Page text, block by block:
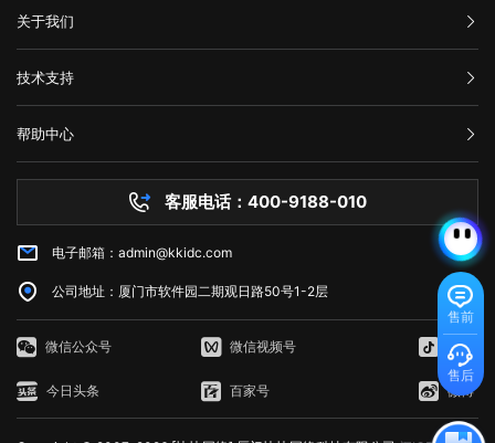
售前
售后
汇款信息
购买流程
服务条款
关于我们
公司介绍
举报中心
隐私声明
技术支持
网站备案
技术文档
帮助中心
服务器问题
市场资讯
客服电话：400-9188-010
电子邮箱：admin@kkidc.com
公司地址：厦门市软件园二期观日路50号1-2层
微信公众号 微信视频号 抖音
今日头条 百家号 微博